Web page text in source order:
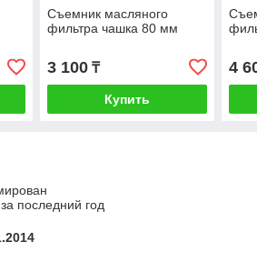
Съемник масляного
фильтра чашка 80 мм
3 100₸
Купить
4
последний год